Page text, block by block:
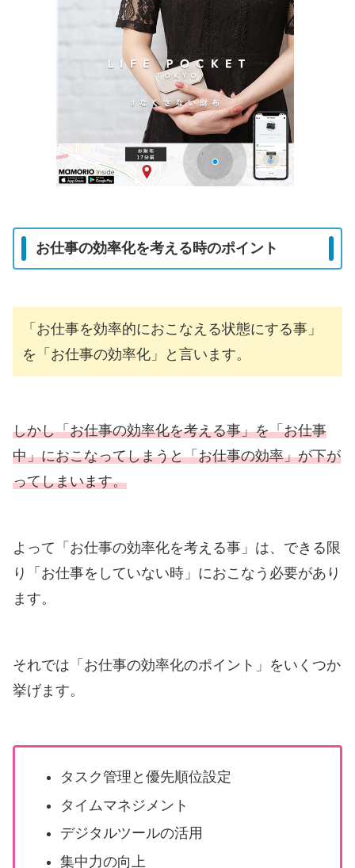
お仕事の効率化を考える時のポイント
「お仕事を効率的におこなえる状態にする事」
を「お仕事の効率化」と言います。
しかし「お仕事の効率化を考える事」を「お仕事
中」におこなってしまうと「お仕事の効率」が下が
ってしまいます。
よって「お仕事の効率化を考える事」は、できる限
り「お仕事をしていない時」におこなう必要があり
ます。
それでは「お仕事の効率化のポイント」をいくつか
挙げます。
タスク管理と優先順位設定
タイムマネジメント
デジタルツールの活用
集中力の向上